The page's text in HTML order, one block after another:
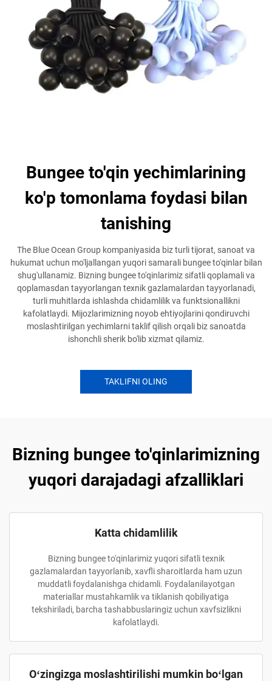
Bungee to'qin yechimlarining
ko'p tomonlama foydasi bilan
tanishing
The Blue Ocean Group kompaniyasida biz turli tijorat, sanoat va
hukumat uchun mo'ljallangan yuqori samarali bungee to'qinlar bilan
shug'ullanamiz. Bizning bungee to'qinlarimiz sifatli qoplamali va
qoplamasdan tayyorlangan texnik gazlamalardan tayyorlanadi,
turli muhitlarda ishlashda chidamlilik va funktsionallikni
kafolatlaydi. Mijozlarimizning noyob ehtiyojlarini qondiruvchi
moslashtirilgan yechimlarni taklif qilish orqali biz sanoatda
ishonchli sherik bo'lib xizmat qilamiz.
TAKLIFNI OLING
Bizning bungee to'qinlarimizning
yuqori darajadagi afzalliklari
Katta chidamlilik
Bizning bungee to'qinlarimiz yuqori sifatli texnik
gazlamalardan tayyorlanib, xavfli sharoitlarda ham uzun
muddatli foydalanishga chidamli. Foydalanilayotgan
materiallar mustahkamlik va tiklanish qobiliyatiga
tekshiriladi, barcha tashabbuslaringiz uchun xavfsizlikni
kafolatlaydi.
Oʻzingizga moslashtirilishi mumkin boʻlgan